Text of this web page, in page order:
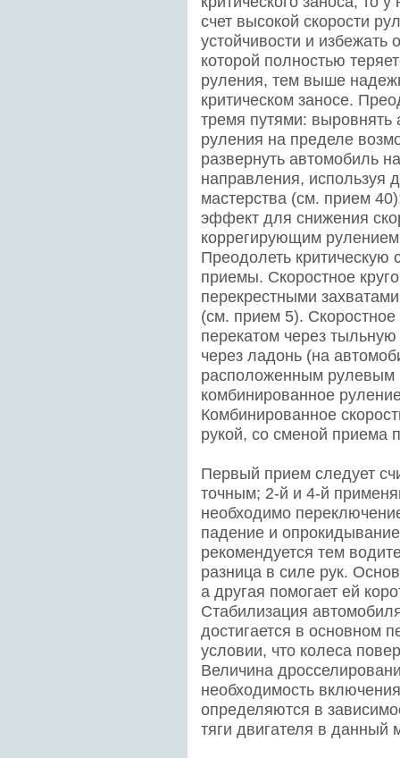
счет высокой скорости
устойчивости и избежать
которой полностью
руления, тем выше
критическом заносе.
тремя путями: выровнять
руления на пределе
развернуть автомобиль
направления, используя
мастерства (см. прием
эффект для снижения
коррегирующим
Преодолеть
приемы. Скоростное
перекрестными
(см. прием 5). Скоростное
перекатом через
через ладонь (на
расположенным рулевым
комбинированное
Комбинированное
рукой, со сменой приема
Первый прием следует
точным; 2-й и 4-й
необходимо
падение и
рекомендуется тем
разница в силе рук.
а другая помогает ей
Стабилизация
достигается в основном
условии, что колеса
Величина
необходимость
определяются в
тяги двигателя в данный